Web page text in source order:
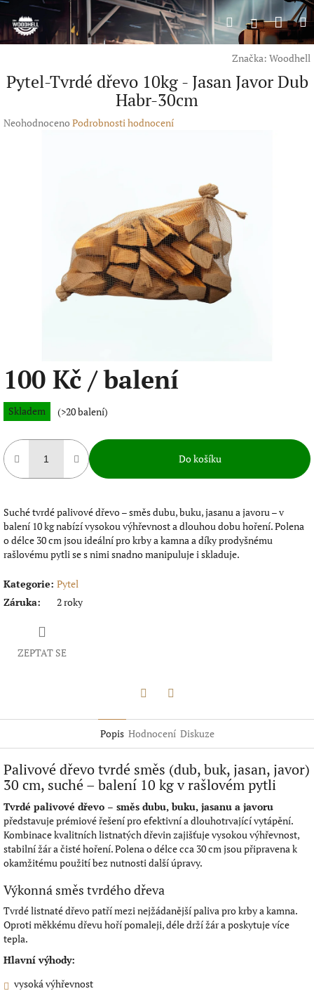
Přejít
obsah
HledatPřihlášení
Značka: Woodhell
Pytel-Tvrdé dřevo 10kg - Jasan Javor Dub
Habr-30cm
Průměrné
Neohodnoceno Podrobnosti hodnocení
100 Kč / balení
Měrná
cena:
Skladem (>20 balení)
Do košíku
Suché tvrdé palivové dřevo – směs dubu, buku, jasanu a javoru – v
balení 10 kg nabízí vysokou výhřevnost a dlouhou dobu hoření. Polena
o délce 30 cm jsou ideální pro krby a kamna a díky prodyšnému
rašlovému pytli se s nimi snadno manipuluje i skladuje.
Kategorie: Pytel
Záruka: 2 roky
ZEPTAT SE
Popis Hodnocení Diskuze
Palivové dřevo tvrdé směs (dub, buk, jasan, javor)
30 cm, suché – balení 10 kg v rašlovém pytli
Tvrdé palivové dřevo – směs dubu, buku, jasanu a javoru
představuje prémiové řešení pro efektivní a dlouhotrvající vytápění.
Kombinace kvalitních listnatých dřevin zajišťuje vysokou výhřevnost,
stabilní žár a čisté hoření. Polena o délce cca 30 cm jsou připravena k
okamžitému použití bez nutnosti další úpravy.
Výkonná směs tvrdého dřeva
Tvrdé listnaté dřevo patří mezi nejžádanější paliva pro krby a kamna.
Oproti měkkému dřevu hoří pomaleji, déle drží žár a poskytuje více
tepla.
Hlavní výhody:
vysoká výhřevnost